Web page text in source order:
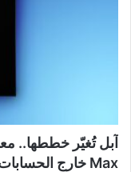
Max خارج الحسابات